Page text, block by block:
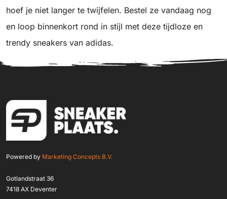
hoef je niet langer te twijfelen. Bestel ze vandaag nog
en loop binnenkort rond in stijl met deze tijdloze en
trendy sneakers van adidas.
Powered by Marketing Concepts B.V.
Gotlandstraat 36
7418 AX Deventer